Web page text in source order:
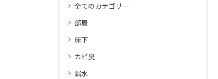
全てのカテゴリー
部屋
床下
カビ臭
漏水